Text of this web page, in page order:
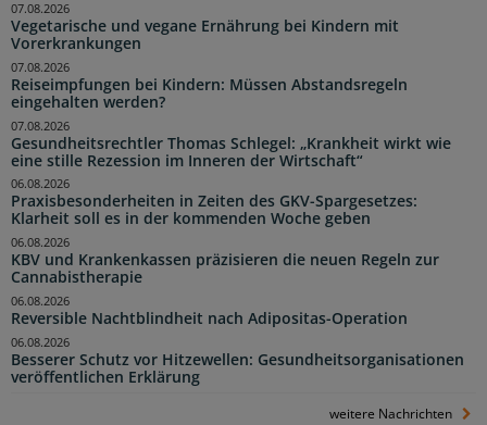
Vegetarische und vegane Ernährung bei Kindern mit
Vorerkrankungen
07.08.2026
Reiseimpfungen bei Kindern: Müssen Abstandsregeln
eingehalten werden?
07.08.2026
Gesundheitsrechtler Thomas Schlegel: „Krankheit wirkt wie
eine stille Rezession im Inneren der Wirtschaft“
07.08.2026
Praxisbesonderheiten in Zeiten des GKV-Spargesetzes:
Klarheit soll es in der kommenden Woche geben
06.08.2026
KBV und Krankenkassen präzisieren die neuen Regeln zur
Cannabistherapie
06.08.2026
Reversible Nachtblindheit nach Adipositas-Operation
06.08.2026
Besserer Schutz vor Hitzewellen: Gesundheitsorganisationen
veröffentlichen Erklärung
06.08.2026
weitere Nachrichten